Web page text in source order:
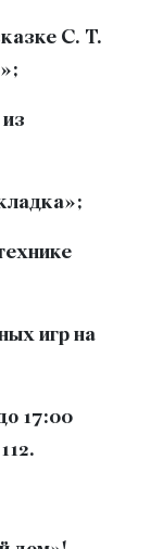
С. Т.
игр на
17:00